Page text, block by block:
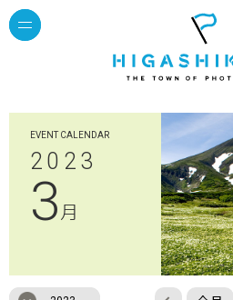
EVENT CALENDAR
2023
3月